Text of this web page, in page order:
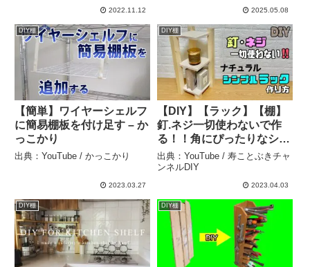
2022.11.12 2025.05.08
DIY棚
【簡単】ワイヤーシェルフ
に簡易棚板を付け足す – か
っこかり
出典：YouTube / かっこかり
2023.03.27
DIY棚
【DIY】【ラック】【棚】
釘.ネジ一切使わないで作
る！！角にぴったりなシン
プルラックの作り方！！難
しく思われがちですが簡単
にできます！！ちょい置き
棚#角にぴったりなラック
– 寿ことぶきチャンネル
DIY
出典：YouTube / 寿ことぶきチャ
ンネルDIY
2023.04.03
DIY棚 DIY棚